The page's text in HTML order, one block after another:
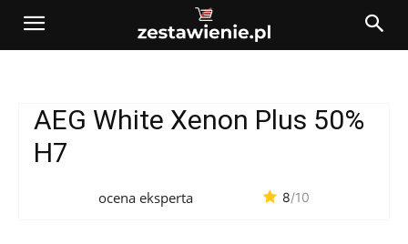
AEG White Xenon Plus 50%
H7
ocena eksperta 8/10